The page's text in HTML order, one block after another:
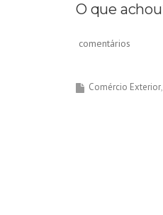
O que
comentários
Comércio Exterior